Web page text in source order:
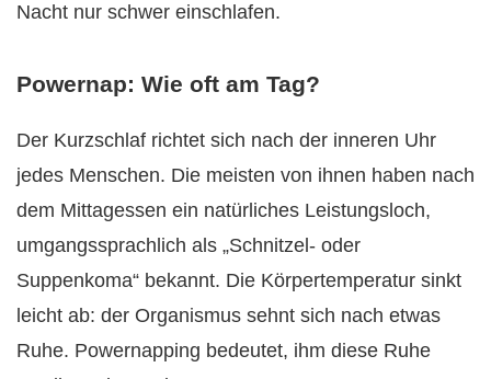
Nacht nur schwer einschlafen.
Powernap: Wie oft am Tag?
Der Kurzschlaf richtet sich nach der inneren Uhr
jedes Menschen. Die meisten von ihnen haben nach
dem Mittagessen ein natürliches Leistungsloch,
umgangssprachlich als „Schnitzel- oder
Suppenkoma“ bekannt. Die Körpertemperatur sinkt
leicht ab: der Organismus sehnt sich nach etwas
Ruhe. Powernapping bedeutet, ihm diese Ruhe